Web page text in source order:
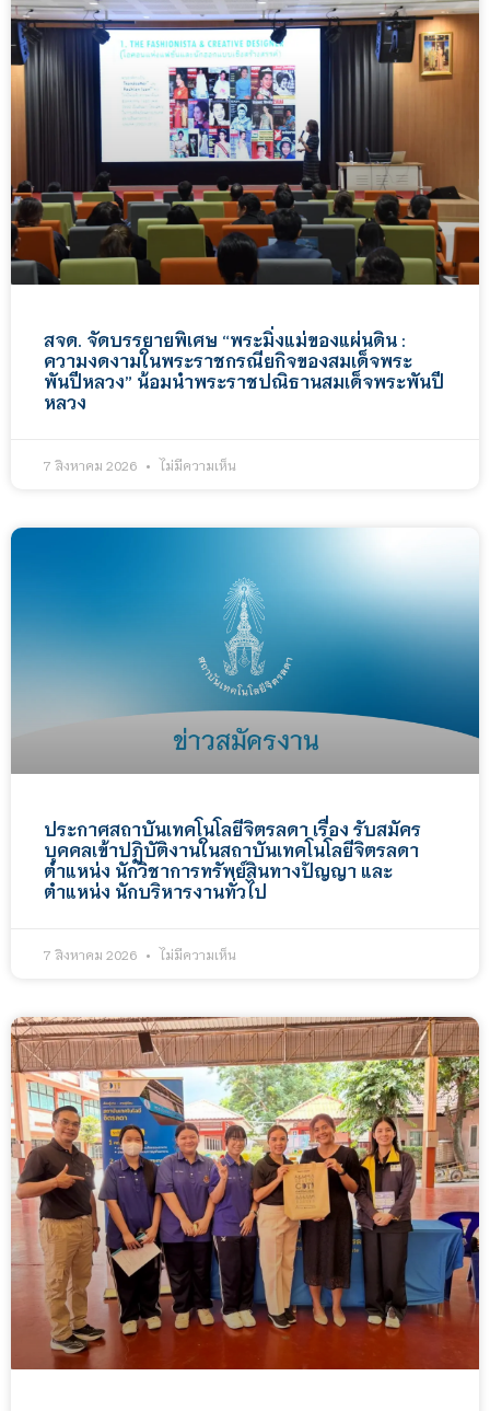
สจด. จัดบรรยายพิเศษ “พระมิ่งแม่ของแผ่นดิน :
ความงดงามในพระราชกรณียกิจของสมเด็จพระ
พันปีหลวง” น้อมนำพระราชปณิธานสมเด็จพระพันปี
หลวง
7 สิงหาคม 2026 ไม่มีความเห็น
ประกาศสถาบันเทคโนโลยีจิตรลดา เรื่อง รับสมัคร
บุคคลเข้าปฏิบัติงานในสถาบันเทคโนโลยีจิตรลดา
ตำแหน่ง นักวิชาการทรัพย์สินทางปัญญา และ
ตำแหน่ง นักบริหารงานทั่วไป
7 สิงหาคม 2026 ไม่มีความเห็น